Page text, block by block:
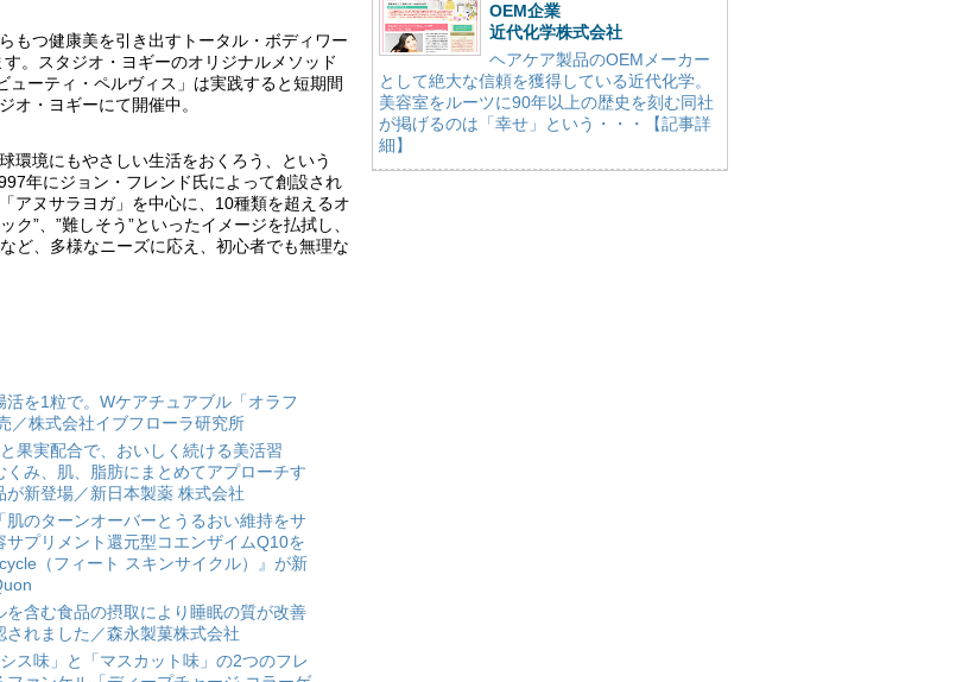
もつ健康美を引き出すトータル・ボディワー
。スタジオ・ヨギーのオリジナルメソッド
ューティ・ペルヴィス」は実践すると短期間
オ・ヨギーにて開催中。
環境にもやさしい生活をおくろう、という
年にジョン・フレンド氏によって創設され
アヌサラヨガ」を中心に、10種類を超えるオ
ク”、”難しそう”といったイメージを払拭し、
ど、多様なニーズに応え、初心者でも無理な
活を1粒で。Wケアチュアブル「オラフ
／株式会社イブフローラ研究所
果実配合で、おいしく続ける美活習
くみ、肌、脂肪にまとめてアプローチす
が新登場／新日本製薬 株式会社
肌のターンオーバーとうるおい維持をサ
サプリメント還元型コエンザイムQ10を
（フィート スキンサイクル）』が新
を含む食品の摂取により睡眠の質が改善
されました／森永製菓株式会社
ス味」と「マスカット味」の2つのフレ
OEM企業
近代化学株式会社
ヘアケア製品のOEMメーカー
として絶大な信頼を獲得している近代化学。
美容室をルーツに90年以上の歴史を刻む同社
が掲げるのは「幸せ」という・・・【記事詳
細】